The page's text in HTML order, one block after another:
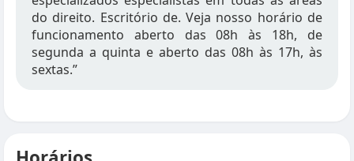
do direito. Escritório de. Veja nosso horário de
funcionamento aberto das 08h às 18h, de
segunda a quinta e aberto das 08h às 17h, às
sextas.”